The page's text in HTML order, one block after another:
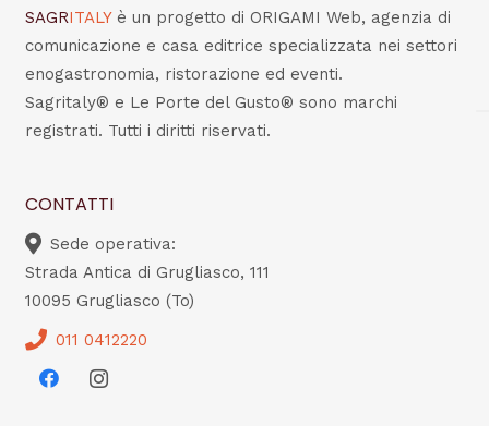
SAGRITALY è un progetto di ORIGAMI Web, agenzia di
comunicazione e casa editrice specializzata nei settori
enogastronomia, ristorazione ed eventi.
Sagritaly® e Le Porte del Gusto® sono marchi
registrati. Tutti i diritti riservati.
CONTATTI
Sede operativa:
Strada Antica di Grugliasco, 111
10095 Grugliasco (To)
011 0412220